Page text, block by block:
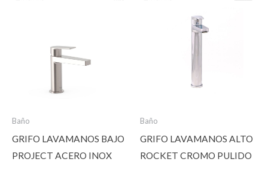
Baño
GRIFO LAVAMANOS BAJO
PROJECT ACERO INOX
Baño
GRIFO LAVAMANOS ALTO
ROCKET CROMO PULIDO